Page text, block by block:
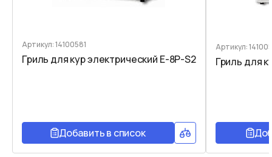
Артикул: 14100581
Гриль для кур электрический E-8P-S2
Добавить в список
Артикул:
Гриль для